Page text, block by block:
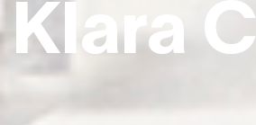
Klara C